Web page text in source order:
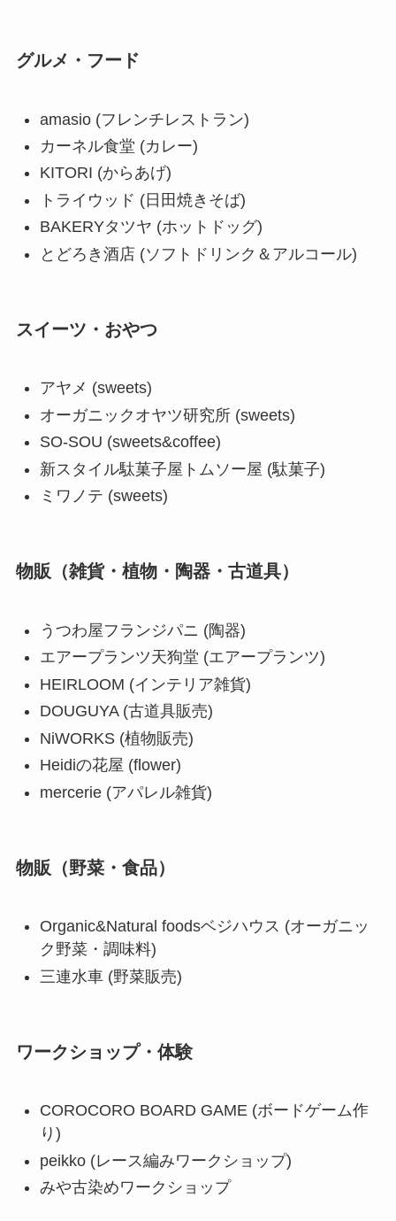
グルメ・フード
amasio (フレンチレストラン)
カーネル食堂 (カレー)
KITORI (からあげ)
トライウッド (日田焼きそば)
BAKERYタツヤ (ホットドッグ)
とどろき酒店 (ソフトドリンク＆アルコール)
スイーツ・おやつ
アヤメ (sweets)
オーガニックオヤツ研究所 (sweets)
SO-SOU (sweets&coffee)
新スタイル駄菓子屋トムソー屋 (駄菓子)
ミワノテ (sweets)
物販（雑貨・植物・陶器・古道具）
うつわ屋フランジパニ (陶器)
エアープランツ天狗堂 (エアープランツ)
HEIRLOOM (インテリア雑貨)
DOUGUYA (古道具販売)
NiWORKS (植物販売)
Heidiの花屋 (flower)
mercerie (アパレル雑貨)
物販（野菜・食品）
Organic&Natural foodsベジハウス (オーガニッ
ク野菜・調味料)
三連水車 (野菜販売)
ワークショップ・体験
COROCORO BOARD GAME (ボードゲーム作
り)
peikko (レース編みワークショップ)
みや古染めワークショップ